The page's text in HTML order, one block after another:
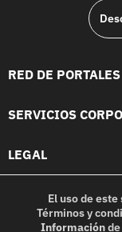
RED DE PORTALES
SERVICIOS
LEGAL
El uso de
Términos y
Informaciónde